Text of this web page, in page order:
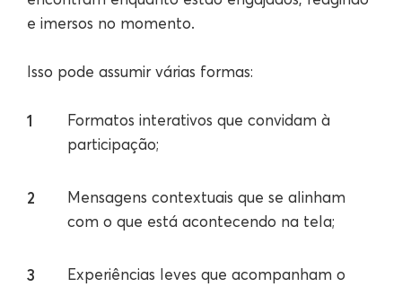
e imersos no momento.
Isso pode assumir várias formas:
Formatos interativos que convidam à
participação;
Mensagens contextuais que se alinham
com o que está acontecendo na tela;
Experiências leves que acompanham o